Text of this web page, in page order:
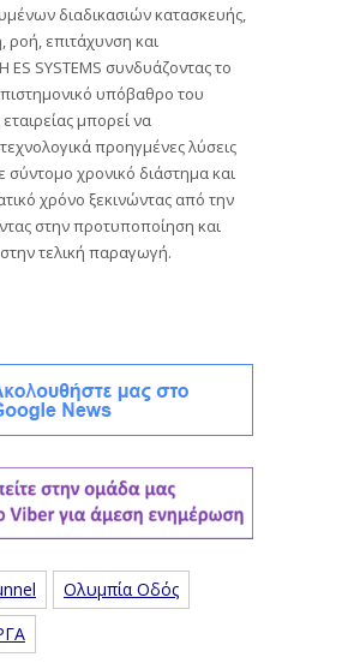
διαδικασιών κατασκευής,
ροή, επιτάχυνση και
ΕS SYSTEMS συνδυάζοντας το
υπόβαθρο του
μπορεί να
προηγμένες λύσεις
χρονικό διάστημα και
χρόνο ξεκινώντας από την
στην προτυποποίηση και
τελική παραγωγή.
Ολυμπία Οδός